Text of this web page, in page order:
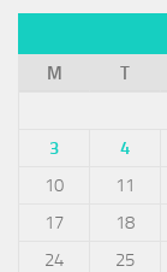
M
T
3
4
10
11
17
18
24
25